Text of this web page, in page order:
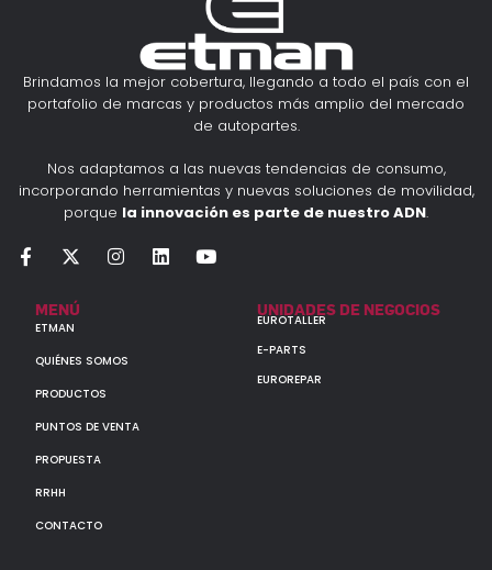
Brindamos la mejor cobertura, llegando a todo el país con el
portafolio de marcas y productos más amplio del mercado
de autopartes.
Nos adaptamos a las nuevas tendencias de consumo,
incorporando herramientas y nuevas soluciones de movilidad,
porque la innovación es parte de nuestro ADN.
MENÚ
ETMAN
QUIÉNES SOMOS
PRODUCTOS
PUNTOS DE VENTA
PROPUESTA
RRHH
CONTACTO
UNIDADES DE NEGOCIOS
EUROTALLER
E-PARTS
EUROREPAR